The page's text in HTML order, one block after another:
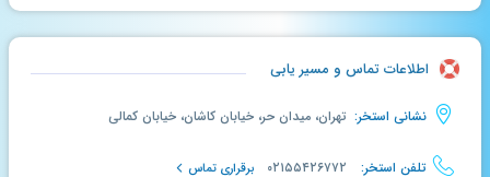
اطلاعات تماس و مسیر یابی
نشانی استخر: تهران، میدان حر، خیابان کاشان، خیابان کمالی
تلفن استخر: ۰۲۱۵۵۴۲۶۷۷۲ برقراری تماس